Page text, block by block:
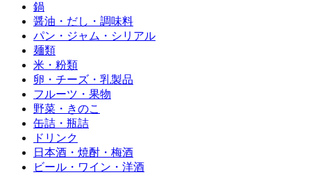
鍋
醤油・だし・調味料
パン・ジャム・シリアル
麺類
米・粉類
卵・チーズ・乳製品
フルーツ・果物
野菜・きのこ
缶詰・瓶詰
ドリンク
日本酒・焼酎・梅酒
ビール・ワイン・洋酒